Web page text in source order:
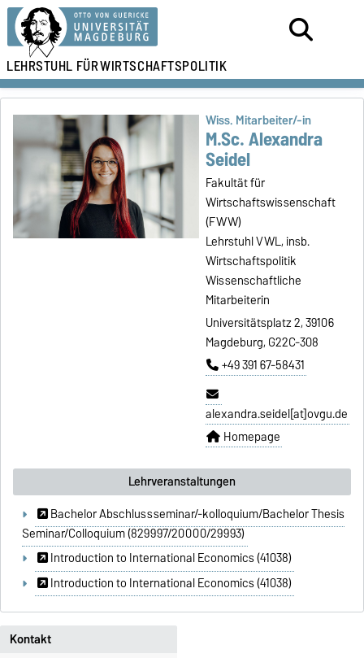
LEHRSTUHL FÜRWIRTSCHAFTSPOLITIK
Wiss. Mitarbeiter/-in
M.Sc. Alexandra
Seidel
Fakultät für
Wirtschaftswissenschaft
(FWW)
Lehrstuhl VWL, insb.
Wirtschaftspolitik
Wissenschaftliche
Mitarbeiterin
Universitätsplatz 2, 39106
Magdeburg, G22C-308
+49 391 67-58431
alexandra.seidel[at]ovgu.de
Homepage
Lehrveranstaltungen
Bachelor Abschlussseminar/-kolloquium/Bachelor Thesis
Seminar/Colloquium (829997/20000/29993)
Introduction to International Economics (41038)
Introduction to International Economics (41038)
Kontakt